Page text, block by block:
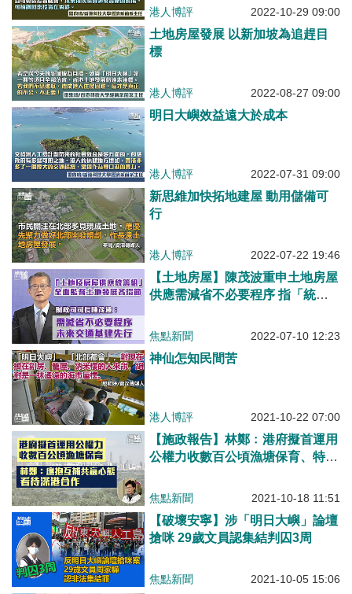
港人博評 2022-10-29 09:00
土地房屋發展 以新加坡為追趕目
標
港人博評 2022-08-27 09:00
明日大嶼效益遠大於成本
港人博評 2022-07-31 09:00
新思維加快拓地建屋 動用儲備可
行
港人博評 2022-07-22 19:46
【土地房屋】陳茂波重申土地房屋
供應需減省不必要程序 指「統籌
焦點新聞 2022-07-10 12:23
神仙怎知民間苦
港人博評 2021-10-22 07:00
【施政報告】林鄭﹕港府擬首運用
公權力收數百公頃漁塘保育、特區
焦點新聞 2021-10-18 11:51
【破壞安寧】涉「明日大嶼」論壇
搶咪 29歲文員認集結判囚3周
焦點新聞 2021-10-05 15:06